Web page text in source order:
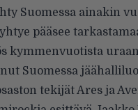
Suomessa ainakin
pääsee
kymmenvuotista
Suomessa
tekijät Ares ja